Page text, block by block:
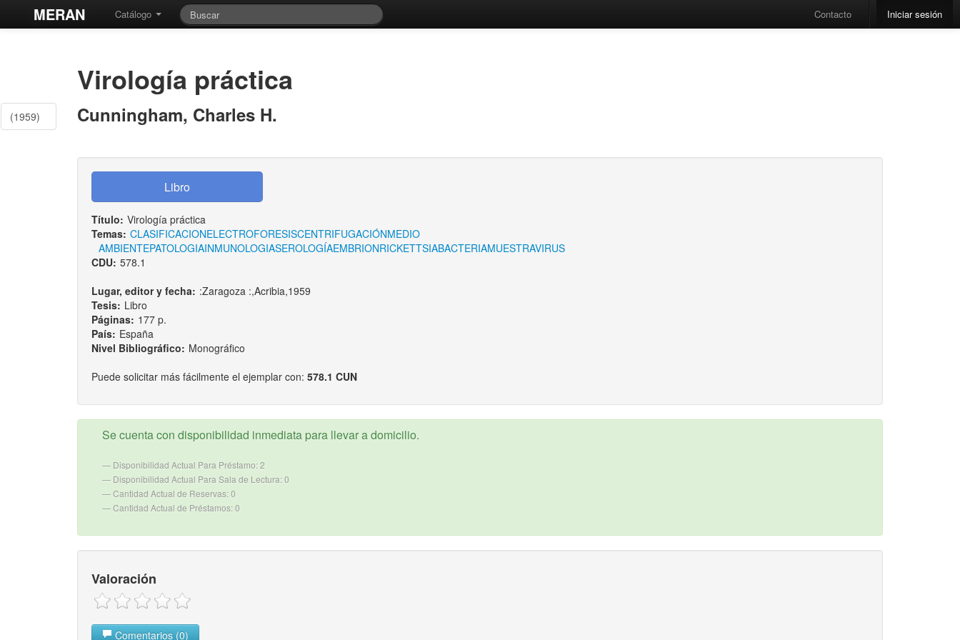
MERAN Catálogo Contacto Iniciar sesión
(1959)
Virología práctica
Cunningham, Charles H.
Título: Virología práctica
Temas: CLASIFICACIONELECTROFORESISCENTRIFUGACIÓNMEDIO
AMBIENTEPATOLOGIAINMUNOLOGIASEROLOGÍAEMBRIONRICKETTSIABACTERIAMUESTRAVIRUS
CDU: 578.1
Lugar, editor y fecha: :Zaragoza :,Acribia,1959
Tesis: Libro
Páginas: 177 p.
País: España
Nivel Bibliográfico: Monográfico
Puede solicitar más fácilmente el ejemplar con: 578.1 CUN
Se cuenta con disponibilidad inmediata para llevar a domicilio.
Disponibilidad Actual Para Préstamo: 2
Disponibilidad Actual Para Sala de Lectura: 0
Cantidad Actual de Reservas: 0
Cantidad Actual de Préstamos: 0
Valoración
Comentarios (0)